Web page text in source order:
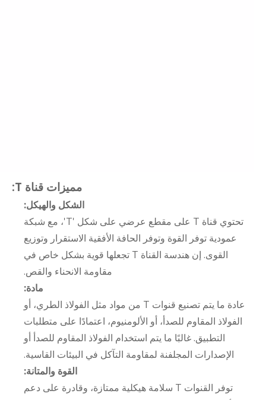
مميزات قناة T:
الشكل والهيكل:
تحتوي قناة T على مقطع عرضي على شكل 'T'، مع شبكة
عمودية توفر القوة وتوفر الحافة الأفقية الاستقرار وتوزيع
القوى. إن هندسة القناة T تجعلها قوية بشكل خاص في
مقاومة الانحناء والقص.
مادة:
عادة ما يتم تصنيع قنوات T من مواد مثل الفولاذ الطري، أو
الفولاذ المقاوم للصدأ، أو الألومنيوم، اعتمادًا على متطلبات
التطبيق. غالبًا ما يتم استخدام الفولاذ المقاوم للصدأ أو
الإصدارات المجلفنة لمقاومة التآكل في البيئات القاسية.
القوة والمتانة:
توفر القنوات T سلامة هيكلية ممتازة، وقادرة على دعم